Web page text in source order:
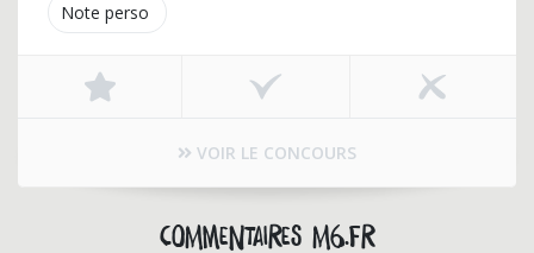
Note perso
VOIR LE CONCOURS
Commentaires m6.fr